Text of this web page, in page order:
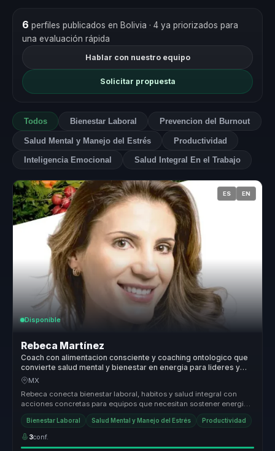
6 perfiles publicados en Bolivia · 4 ya priorizados para
una evaluación rápida
Hablar con nuestro equipo
Solicitar propuesta
Todos Bienestar Laboral Prevencion del Burnout
Salud Mental y Manejo del Estrés Productividad
Inteligencia Emocional Salud Integral En el Trabajo
ES EN
Disponible
Rebeca Martínez
Coach con alimentacion consciente y coaching ontologico que
convierte salud mental y bienestar en energia para lideres y
equipos.
MX
Rebeca conecta bienestar laboral, habitos y salud integral con
acciones concretas para equipos que necesitan sostener energia,
enfoque y ...
Bienestar Laboral Salud Mental y Manejo del Estrés Productividad
3conf.